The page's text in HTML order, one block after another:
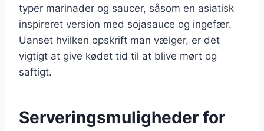
typer marinader og saucer, såsom en asiatisk
inspireret version med sojasauce og ingefær.
Uanset hvilken opskrift man vælger, er det
vigtigt at give kødet tid til at blive mørt og
saftigt.
Serveringsmuligheder for